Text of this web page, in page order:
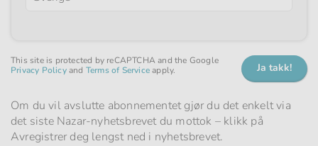
This site is protected by reCAPTCHA and the Google
Privacy Policyand Terms of Serviceapply.
Om du vil avslutte abonnementet gjør du det enkelt via
det siste Nazar-nyhetsbrevet du mottok – klikk på
Avregistrer deg lengst ned i nyhetsbrevet.